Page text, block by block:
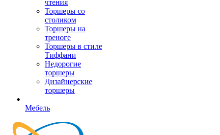
чтения
Торшеры со
столиком
Торшеры на
треноге
Торшеры в стиле
Тиффани
Недорогие
торшеры
Дизайнерские
торшеры
Мебель